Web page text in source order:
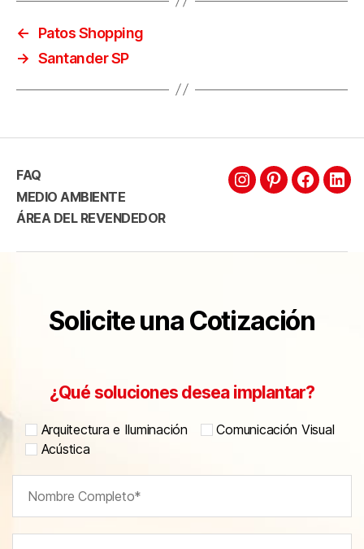
←
Patos Shopping
→ Santander SP
FAQ
MEDIO AMBIENTE
ÁREA DEL REVENDEDOR
Solicite una Cotización
¿Qué soluciones desea implantar?
Arquitectura e Iluminación
Comunicación Visual
Acústica